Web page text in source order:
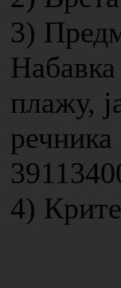
3)
плажу,
речника
4)